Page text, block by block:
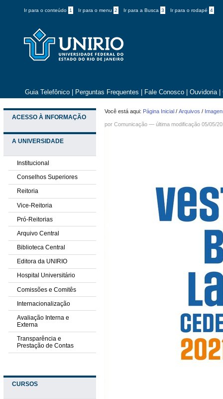
Ir para o conteúdo 1 Ir para o menu 2 Ir para a Busca 3 Ir para o rodapé 4
Guia Telefônico Perguntas Frequentes Fale Conosco Ouvidoria
ACESSO À INFORMAÇÃO
A UNIVERSIDADE
Institucional
Conselhos Superiores
Reitoria
Vice-Reitoria
Pró-Reitorias
Arquivo Central
Biblioteca Central
Editora da UNIRIO
Hospital Universitário
Comissões e Comitês
Internacionalização
Avaliação Interna e
Externa
Transparência e
Prestação de Contas
CURSOS
Você está aqui: Página Inicial /Arquivos /
porComunicação —última modificação 05/05/